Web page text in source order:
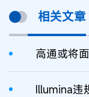
相关文章